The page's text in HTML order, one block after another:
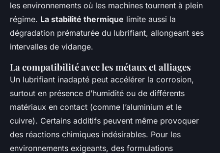
les environnements où les machines tournent à plein
régime. La stabilité thermique limite aussi la
dégradation prématurée du lubrifiant, allongeant ses
intervalles de vidange.
La compatibilité avec les métaux et alliages
Un lubrifiant inadapté peut accélérer la corrosion,
surtout en présence d’humidité ou de différents
matériaux en contact (comme l’aluminium et le
cuivre). Certains additifs peuvent même provoquer
des réactions chimiques indésirables. Pour les
environnements exigeants, des formulations